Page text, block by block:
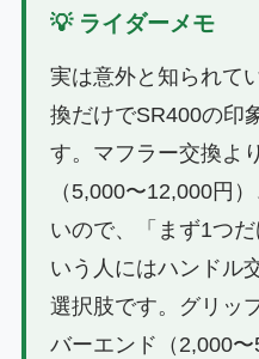
💡 ライダーメモ
実は意外と知られて
換だけでSR400の印
す。マフラー交換よ
（5,000〜12,000円
いので、「まず1つ
いう人にはハンドル
選択肢です。グリッ
バーエンド（2,000